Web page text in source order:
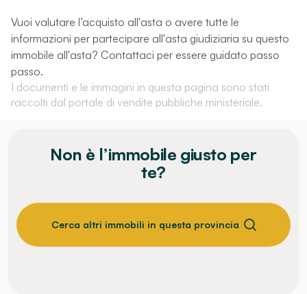
Vuoi valutare l’acquisto all'asta o avere tutte le
informazioni per partecipare all'asta giudiziaria su questo
immobile all'asta? Contattaci per essere guidato passo
passo.
I documenti e le immagini in questa pagina sono stati
raccolti dal portale di vendite pubbliche ministeriale.
Non è l’immobile giusto per
te?
Cerca altri immobili in questa provincia